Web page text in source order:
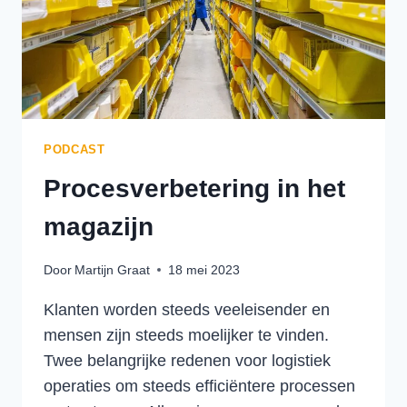
PODCAST
Procesverbetering in het
magazijn
Door Martijn Graat 18 mei 2023
Klanten worden steeds veeleisender en
mensen zijn steeds moelijker te vinden.
Twee belangrijke redenen voor logistiek
operaties om steeds efficiëntere processen